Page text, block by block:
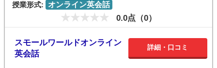
授業形式:
オンライン英会話
0.0点（0）
スモールワールドオンライン
英会話
詳細・口コミ